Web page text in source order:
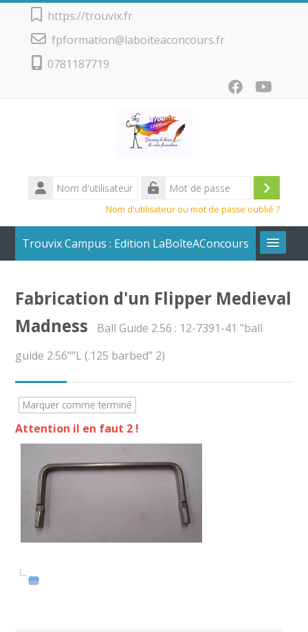
Passer au contenu principal
https://trouvix.fr
fpformation@laboiteaconcours.fr
0781187719
Nom
d'utilisateur
Nom d'utilisateur ou mot de passe oublié ?
Trouvix Campus : Edition LaBoîteAConcours
Concours Atsem
Autres Concours
Salle des Profs
Salles de Cours
Fabrication d'un Flipper Medieval
Madness
Ball Guide 2.56 : 12-7391-41 "ball
guide 2.56""L (.125 barbed" 2)
Marquer comme terminé
Attention il en faut 2 !